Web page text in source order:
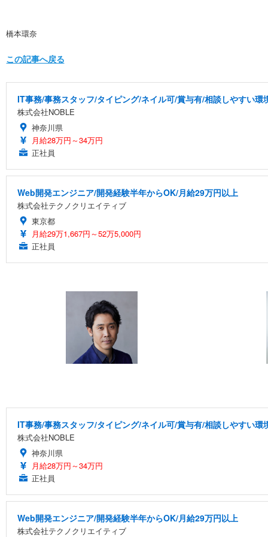
橋本環奈
この記事へ戻る
IT事務/事務スタッフ/タイピング/ネイル可/賞与有/相談しやすい環
株式会社NOBLE
神奈川県
月給28万円～34万円
正社員
Web開発エンジニア/開発経験半年からOK/月給29万円以上
株式会社テクノクリエイティブ
東京都
月給29万1,667円～52万5,000円
正社員
IT事務/事務スタッフ/タイピング/ネイル可/賞与有/相談しやすい環
株式会社NOBLE
神奈川県
月給28万円～34万円
正社員
Web開発エンジニア/開発経験半年からOK/月給29万円以上
株式会社テクノクリエイティブ